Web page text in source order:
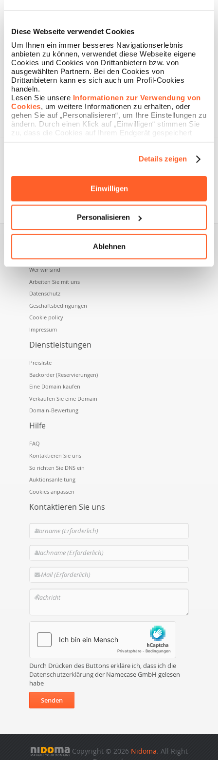
Diese Webseite verwendet Cookies
Um Ihnen ein immer besseres Navigationserlebnis
anbieten zu können, verwendet diese Webseite eigene
Cookies und Cookies von Drittanbietern bzw. von
ausgewählten Partnern. Bei den Cookies von
Drittanbietern kann es sich auch um Profil-Cookies
handeln.
Lesen Sie unsere Informationen zur Verwendung von
Cookies, um weitere Informationen zu erhalten, oder
gehen Sie auf „Personalisieren“, um Ihre Einstellungen zu
ändern. Durch einen Klick auf „Einwilligen“ stimmen Sie
zu, dass die Cookies auf Ihrem Endgerät gespeichert
Details zeigen
Einwilligen
Personalisieren
Ablehnen
Nidoma ist eine Marke der Namecase GmbH, einem
Wer wir sind
Arbeiten Sie mit uns
Datenschutz
Geschäftsbedingungen
Cookie policy
Impressum
Dienstleistungen
Preisliste
Backorder (Reservierungen)
Eine Domain kaufen
Verkaufen Sie eine Domain
Domain-Bewertung
Hilfe
FAQ
Kontaktieren Sie uns
So richten Sie DNS ein
Auktionsanleitung
Cookies anpassen
Kontaktieren Sie uns
Durch Drücken des Buttons erkläre ich, dass ich die
Datenschutzerklärungder Namecase GmbH gelesen
habe
Senden
Copyright © 2026 Nidoma. All Right